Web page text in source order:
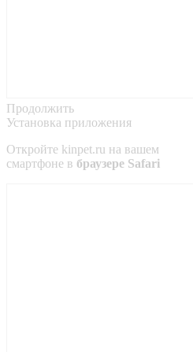
Продолжить
Установка приложения
Откройте kinpet.ru на вашем
смартфоне в браузере Safari